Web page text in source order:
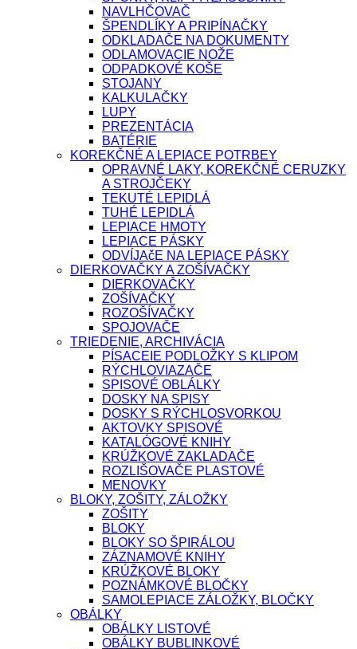
NAVLHČOVAČ
ŠPENDLÍKY A PRIPÍNAČKY
ODKLADAČE NA DOKUMENTY
ODLAMOVACIE NOŽE
ODPADKOVÉ KOŠE
STOJANY
KALKULAČKY
LUPY
PREZENTÁCIA
BATÉRIE
KOREKČNÉ A LEPIACE POTRBEY
OPRAVNÉ LAKY, KOREKČNÉ CERUZKY
A STROJČEKY
TEKUTÉ LEPIDLÁ
TUHÉ LEPIDLÁ
LEPIACE HMOTY
LEPIACE PÁSKY
ODVÍJAčE NA LEPIACE PÁSKY
DIERKOVAČKY A ZOŠÍVAČKY
DIERKOVAČKY
ZOŠÍVAČKY
ROZOŠÍVAČKY
SPOJOVAČE
TRIEDENIE, ARCHIVÁCIA
PÍSACEIE PODLOŽKY S KLIPOM
RÝCHLOVIAZAČE
SPISOVÉ OBLÁLKY
DOSKY NA SPISY
DOSKY S RÝCHLOSVORKOU
AKTOVKY SPISOVÉ
KATALÓGOVÉ KNIHY
KRÚŽKOVÉ ZAKLADAČE
ROZLIŠOVAČE PLASTOVÉ
MENOVKY
BLOKY, ZOŠITY, ZÁLOŽKY
ZOŠITY
BLOKY
BLOKY SO ŠPIRÁLOU
ZÁZNAMOVÉ KNIHY
KRÚŽKOVÉ BLOKY
POZNÁMKOVÉ BLOČKY
SAMOLEPIACE ZÁLOŽKY, BLOČKY
OBÁLKY
OBÁLKY LISTOVÉ
OBÁLKY BUBLINKOVÉ